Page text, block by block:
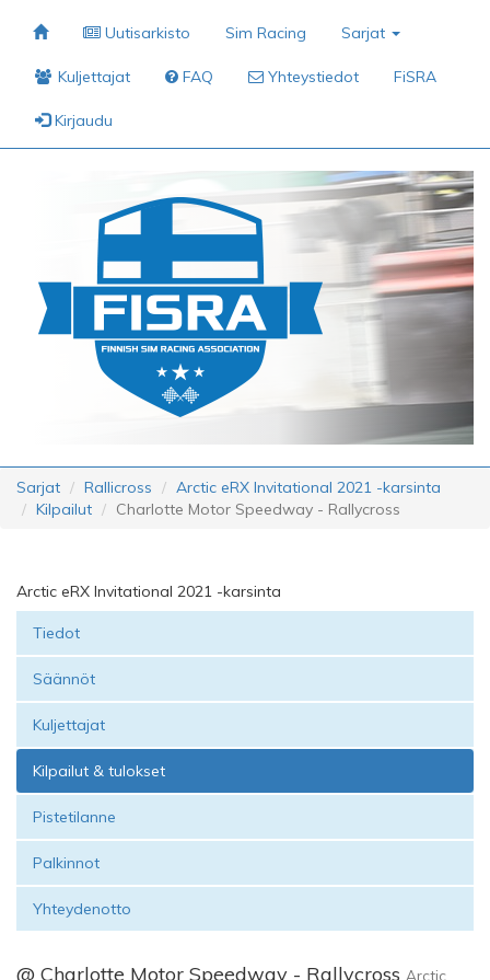
Uutisarkisto Sim Racing Sarjat
Kuljettajat FAQ Yhteystiedot FiSRA
Kirjaudu
Sarjat Rallicross
Arctic eRX Invitational 2021 -karsinta
Kilpailut
Charlotte Motor Speedway - Rallycross
Arctic eRX Invitational 2021 -karsinta
Tiedot
Säännöt
Kuljettajat
Kilpailut & tulokset
Pistetilanne
Palkinnot
Yhteydenotto
@ Charlotte Motor Speedway - Rallycross Arctic